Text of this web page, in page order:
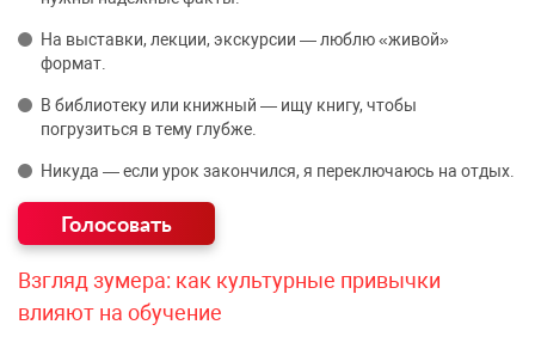
На выставки, лекции, экскурсии — люблю «живой»
формат.
В библиотеку или книжный — ищу книгу, чтобы
погрузиться в тему глубже.
Никуда — если урок закончился, я переключаюсь на отдых.
Взгляд зумера: как культурные привычки
влияют на обучение